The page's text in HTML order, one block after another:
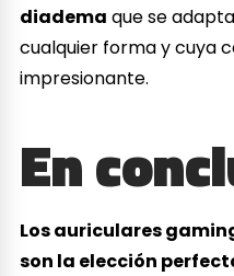
diadema que se
cualquier forma y cuya
impresionante.
En
Los auriculares
son la elección